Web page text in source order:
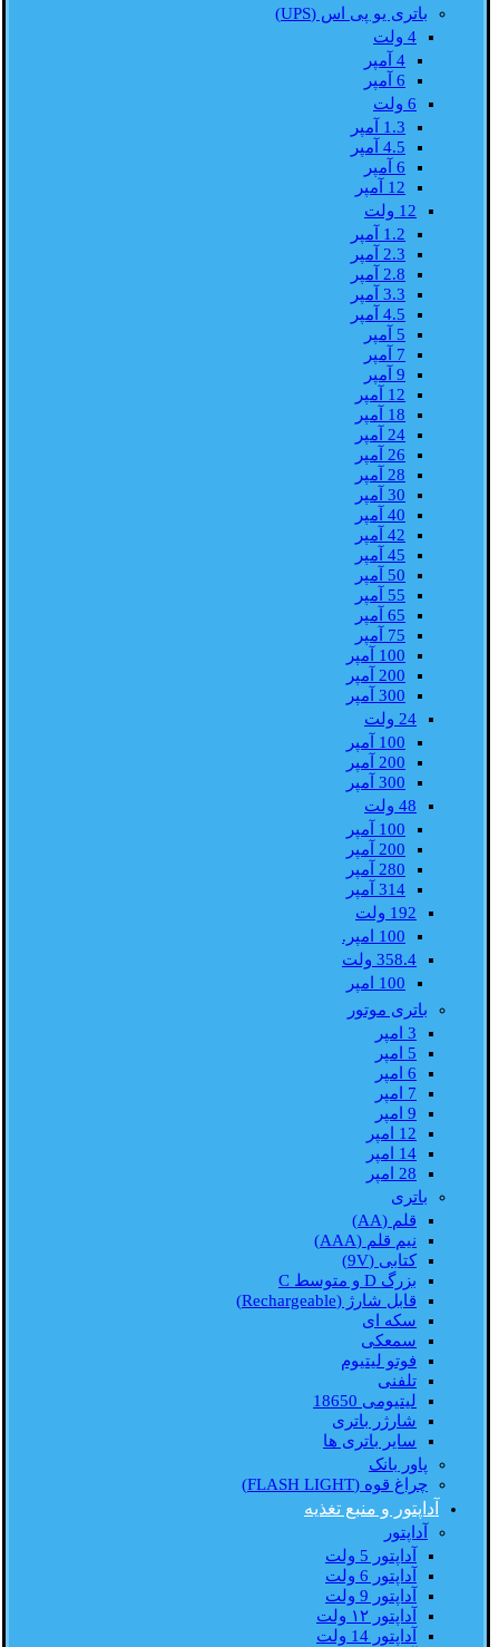
باتری یو پی اس (UPS)
4 ولت
4 آمپر
6 آمپر
6 ولت
1.3 آمپر
4.5 آمپر
6 آمپر
12 آمپر
12 ولت
1.2 آمپر
2.3 آمپر
2.8 آمپر
3.3 آمپر
4.5 آمپر
5 آمپر
7 آمپر
9 آمپر
12 آمپر
18 آمپر
24 آمپر
26 آمپر
28 آمپر
30 آمپر
40 آمپر
42 آمپر
45 آمپر
50 آمپر
55 آمپر
65 آمپر
75 آمپر
100 آمپر
200 آمپر
300 آمپر
24 ولت
100 آمپر
200 آمپر
300 آمپر
48 ولت
100 آمپر
200 آمپر
280 آمپر
314 آمپر
192 ولت
100 امپر.
358.4 ولت
100 امپر
باتری موتور
3 امپر
5 امپر
6 امپر
7 امپر
9 امپر
12 امپر
14 امپر
28 امپر
باتری
قلم (AA)
نیم قلم (AAA)
کتابی (9V)
بزرگ D و متوسط C
قابل شارژ (Rechargeable)
سکه ای
سمعکی
فوتو لیتیوم
تلفنی
لیتیومی 18650
شارژر باتری
سایر باتری ها
پاور بانک
چراغ قوه (FLASH LIGHT)
آداپتور و منبع تغذیه
آداپتور
آداپتور 5 ولت
آداپتور 6 ولت
آداپتور 9 ولت
آداپتور ۱۲ ولت
آداپتور 14 ولت